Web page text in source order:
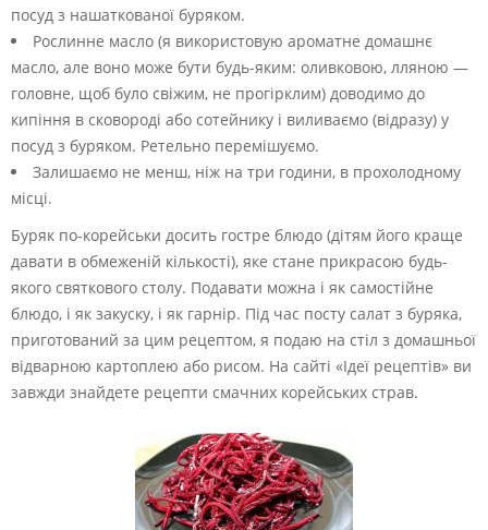
посуд з нашаткованої буряком.
Рослинне масло (я використовую ароматне домашнє
масло, але воно може бути будь-яким: оливковою, лляною —
головне, щоб було свіжим, не прогірклим) доводимо до
кипіння в сковороді або сотейнику і виливаємо (відразу) у
посуд з буряком. Ретельно перемішуємо.
Залишаємо не менш, ніж на три години, в прохолодному
місці.
Буряк по-корейськи досить гостре блюдо (дітям його краще
давати в обмеженій кількості), яке стане прикрасою будь-
якого святкового столу. Подавати можна і як самостійне
блюдо, і як закуску, і як гарнір. Під час посту салат з буряка,
приготований за цим рецептом, я подаю на стіл з домашньої
відварною картоплею або рисом. На сайті «Ідеї рецептів» ви
завжди знайдете рецепти смачних корейських страв.